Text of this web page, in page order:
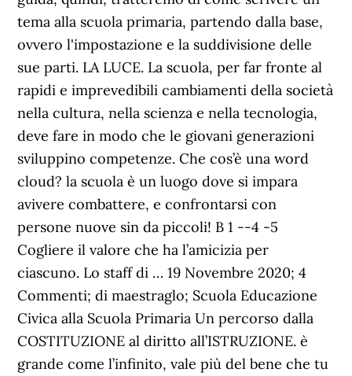
tema alla scuola primaria, partendo dalla base,
ovvero l'impostazione e la suddivisione delle
sue parti. LA LUCE. La scuola, per far fronte al
rapidi e imprevedibili cambiamenti della società
nella cultura, nella scienza e nella tecnologia,
deve fare in modo che le giovani generazioni
sviluppino competenze. Che cos’è una word
cloud? la scuola è un luogo dove si impara
avivere combattere, e confrontarsi con
persone nuove sin da piccoli! B 1 --4 -5
Cogliere il valore che ha l’amicizia per
ciascuno. Lo staff di … 19 Novembre 2020; 4
Commenti; di maestraglo; Scuola Educazione
Civica alla Scuola Primaria Un percorso dalla
COSTITUZIONE al diritto all’ISTRUZIONE. è
grande come l’infinito, vale più del bene che tu